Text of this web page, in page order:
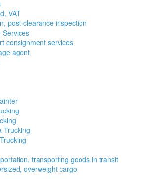
VAT
post-clearance inspection
Services
consignment services
agent
Trucking
transporting goods in transit
overweight cargo